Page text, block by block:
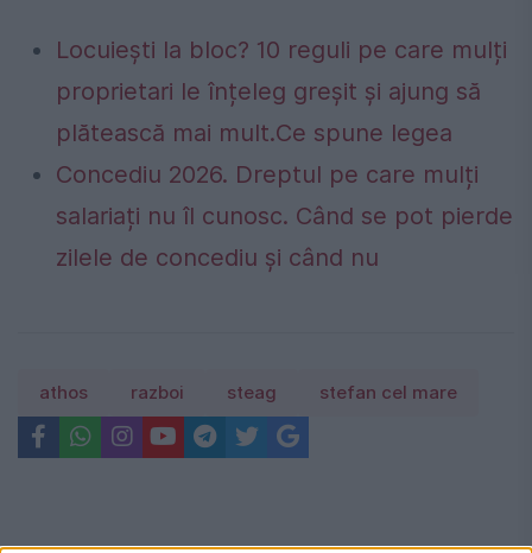
Locuiești la bloc? 10 reguli pe care mulți
proprietari le înțeleg greșit și ajung să
plătească mai mult.Ce spune legea
Concediu 2026. Dreptul pe care mulți
salariați nu îl cunosc. Când se pot pierde
zilele de concediu și când nu
athos razboi steag stefan cel mare